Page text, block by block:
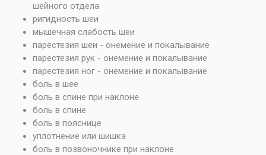
шейного отдела
ригидность шеи
мышечная слабость шеи
парестезия шеи - онемение и покалывание
парестезия рук - онемение и покалывание
парестезия ног - онемение и покалывание
боль в шее
боль в спине при наклоне
боль в спине
боль в пояснице
уплотнение или шишка
боль в позвоночнике при наклоне